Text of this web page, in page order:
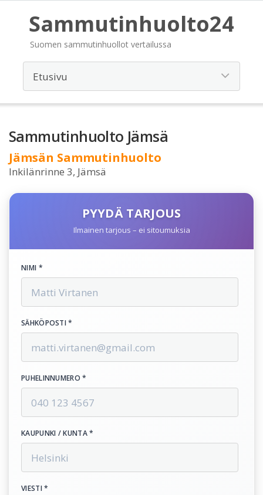
Sammutinhuolto24
Suomen sammutinhuollot vertailussa
Sammutinhuolto Jämsä
Jämsän Sammutinhuolto
Inkilänrinne 3, Jämsä
PYYDÄ TARJOUS
Ilmainen tarjous – ei sitoumuksia
NIMI *
SÄHKÖPOSTI *
PUHELINNUMERO *
KAUPUNKI / KUNTA *
VIESTI *